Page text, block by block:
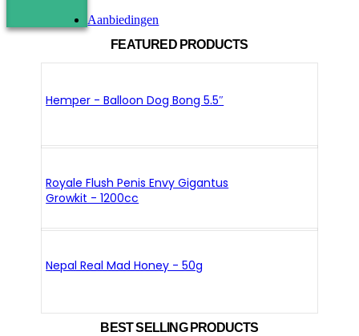
FEATURED PRODUCTS
Hemper - Balloon Dog Bong 5.5″
Royale Flush Penis Envy Gigantus
Growkit - 1200cc
Nepal Real Mad Honey - 50g
BEST SELLING PRODUCTS
Aanbiedingen